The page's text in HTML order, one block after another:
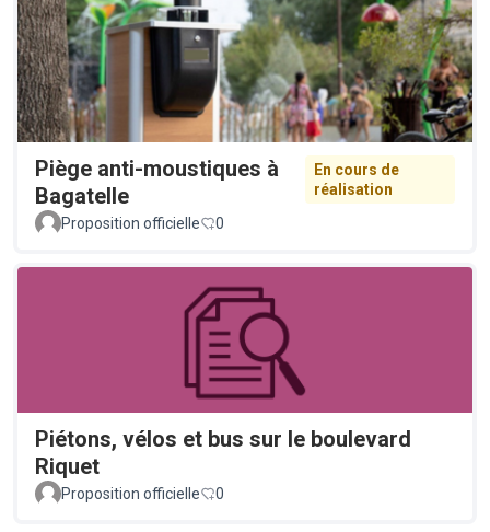
Piège anti-moustiques à
Bagatelle
En cours de
réalisation
Proposition officielle
0
Piétons, vélos et bus sur le boulevard
Riquet
Proposition officielle 0